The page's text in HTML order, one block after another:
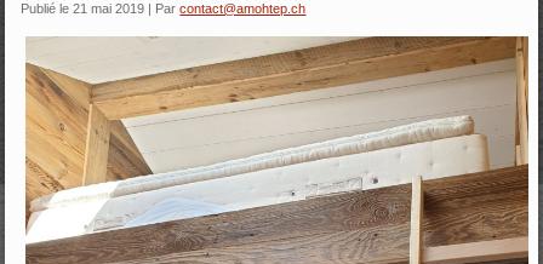
Publié le 21 mai 2019 | Par contact@amohtep.ch